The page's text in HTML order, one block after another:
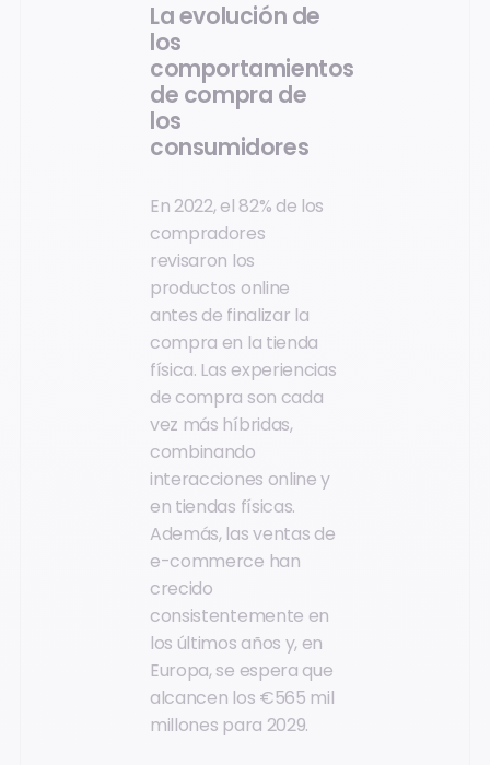
La evolución de
los
comportamientos
de compra de
los
consumidores
En 2022, el 82% de los
compradores
revisaron los
productos online
antes de finalizar la
compra en la tienda
física. Las experiencias
de compra son cada
vez más híbridas,
combinando
interacciones online y
en tiendas físicas.
Además, las ventas de
e-commerce han
crecido
consistentemente en
los últimos años y, en
Europa, se espera que
alcancen los €565 mil
millones para 2029.